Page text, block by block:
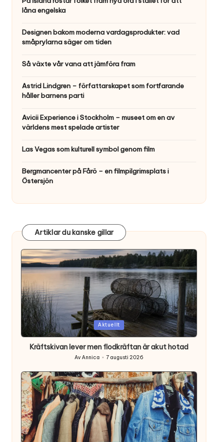
låna engelska
Designen bakom moderna vardagsprodukter: vad
småprylarna säger om tiden
Så växte vår vana att jämföra fram
Astrid Lindgren – författarskapet som fortfarande
håller barnens parti
Avicii Experience i Stockholm – museet om en av
världens mest spelade artister
Las Vegas som kulturell symbol genom film
Bergmancenter på Fårö – en filmpilgrimsplats i
Östersjön
Artiklar du kanske gillar
Posted
in
Aktuellt
Kräftskivan lever men flodkräftan är akut hotad
Posted
AvAnnica 7 augusti 2026